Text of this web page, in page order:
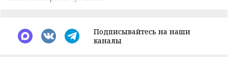
Подписывайтесь на наши
каналы